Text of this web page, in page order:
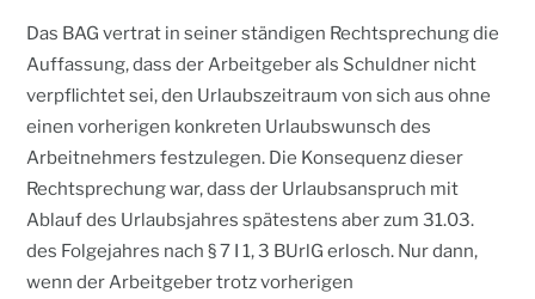
Das BAG vertrat in seiner ständigen Rechtsprechung die
Auffassung, dass der Arbeitgeber als Schuldner nicht
verpflichtet sei, den Urlaubszeitraum von sich aus ohne
einen vorherigen konkreten Urlaubswunsch des
Arbeitnehmers festzulegen. Die Konsequenz dieser
Rechtsprechung war, dass der Urlaubsanspruch mit
Ablauf des Urlaubsjahres spätestens aber zum 31.03.
des Folgejahres nach § 7 I 1, 3 BUrlG erlosch. Nur dann,
wenn der Arbeitgeber trotz vorherigen